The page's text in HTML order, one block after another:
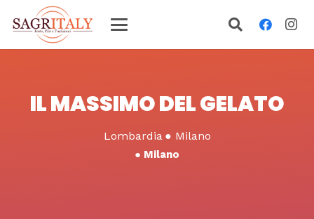
IL MASSIMO DEL GELATO
Lombardia ● Milano
● Milano